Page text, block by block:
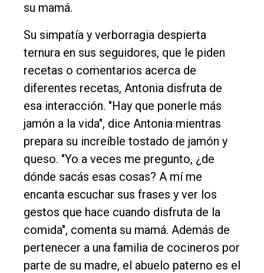
su mamá.
Su simpatía y verborragia despierta
ternura en sus seguidores, que le piden
recetas o comentarios acerca de
diferentes recetas, Antonia disfruta de
esa interacción. "Hay que ponerle más
jamón a la vida", dice Antonia mientras
prepara su increíble tostado de jamón y
queso. "Yo a veces me pregunto, ¿de
dónde sacás esas cosas? A mí me
encanta escuchar sus frases y ver los
gestos que hace cuando disfruta de la
comida", comenta su mamá. Además de
pertenecer a una familia de cocineros por
parte de su madre, el abuelo paterno es el